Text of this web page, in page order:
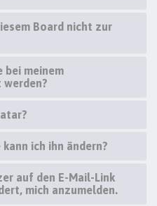
Board nicht zur
bei meinem
ich ihn ändern?
auf den E-Mail-Link
mich anzumelden.